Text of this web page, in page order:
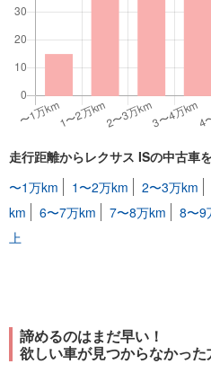
走行距離からレクサス ISの中古車
〜1万km
1〜2万km 2〜3万km
km
6〜7万km 7〜8万km 8〜9
上
諦めるのはまだ早い！
欲しい車が見つからなかっ